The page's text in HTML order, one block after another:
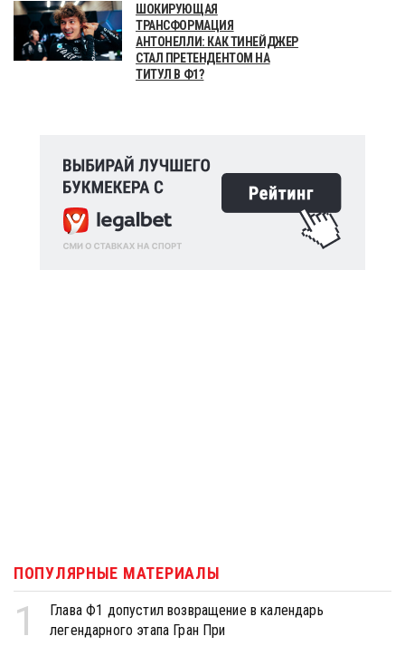
ШОКИРУЮЩАЯ
ТРАНСФОРМАЦИЯ
АНТОНЕЛЛИ: КАК ТИНЕЙДЖЕР
СТАЛ ПРЕТЕНДЕНТОМ НА
ТИТУЛ В Ф1?
ПОПУЛЯРНЫЕ МАТЕРИАЛЫ
1
Глава Ф1 допустил возвращение в календарь
легендарного этапа Гран При